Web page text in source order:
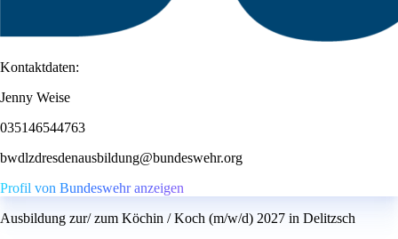
Kontaktdaten:
Jenny Weise
035146544763
bwdlzdresdenausbildung@bundeswehr.org
Profil von Bundeswehr anzeigen
Ausbildung zur/ zum Köchin / Koch (m/w/d) 2027 in Delitzsch